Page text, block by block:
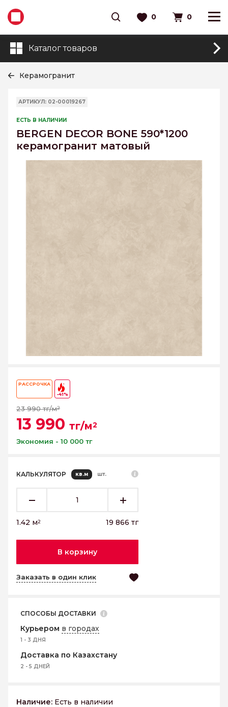
0 0
Каталог товаров
Керамогранит
АРТИКУЛ: 02-00019267
ЕСТЬ В НАЛИЧИИ
BERGEN DECOR BONE 590*1200
керамогранит матовый
РАССРОЧКА
-41%
23 990 тг/м2
13 990 тг/м2
Экономия - 10 000 тг
КАЛЬКУЛЯТОР кв.м шт.
1.42 м2 19 866 тг
В корзину
Заказать в один клик
СПОСОБЫ ДОСТАВКИ
Курьером в городах
1 - 3 ДНЯ
Доставка по Казахстану
2 - 5 ДНЕЙ
Наличие: Есть в наличии